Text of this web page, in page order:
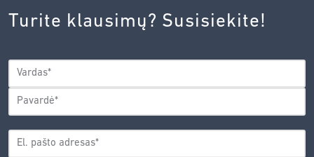
AGENTŪROS
PRIVATUMO
POLITIKA.*
Turite klausimų? Susisiekite!
VARDAS*
Vardas
EL.